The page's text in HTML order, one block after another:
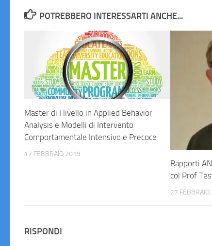
POTREBBERO INTERESSARTI ANCHE...
Master di I livello in Applied Behavior
Analysis e Modelli di Intervento
Comportamentale Intensivo e Precoce
17 FEBBRAIO 2019
Rapporti
col Prof
27
RISPONDI